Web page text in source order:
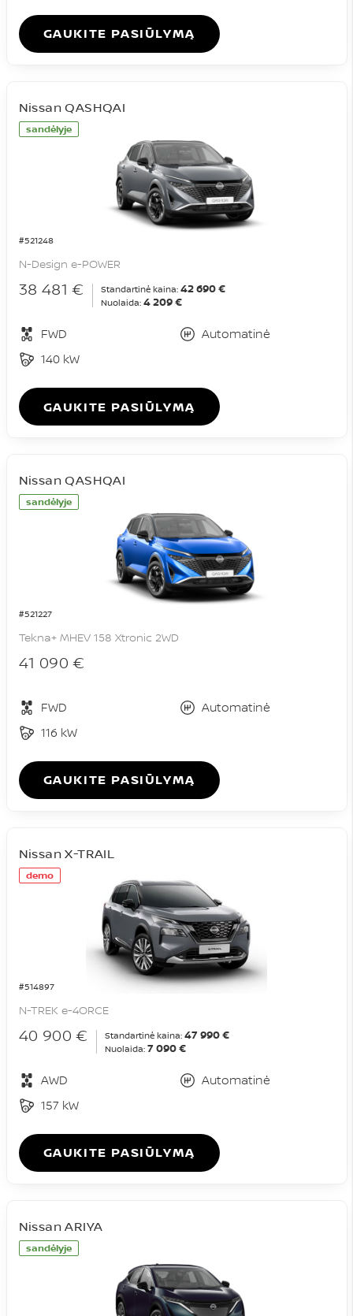
GAUKITE PASIŪLYMĄ
sandėlyje
#521248
Nissan QASHQAI
N-Design e-POWER
38 481 € Standartinė kaina: 42 690 €
Nuolaida: 4 209 €
FWD
Automatinė
140 kW
GAUKITE PASIŪLYMĄ
sandėlyje
#521227
Nissan QASHQAI
Tekna+ MHEV 158 Xtronic 2WD
41 090 €
FWD
Automatinė
116 kW
GAUKITE PASIŪLYMĄ
demo
#514897
Nissan X-TRAIL
N-TREK e-4ORCE
40 900 € Standartinė kaina: 47 990 €
Nuolaida: 7 090 €
AWD
Automatinė
157 kW
GAUKITE PASIŪLYMĄ
sandėlyje
Nissan ARIYA